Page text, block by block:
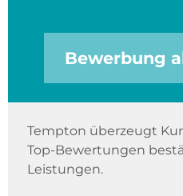
Bewerbung
Tempton überzeugt
Top-Bewertungen
Leistungen.